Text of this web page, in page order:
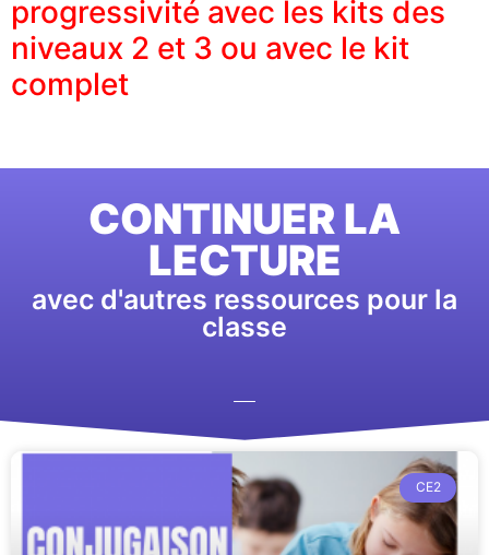
progressivité avec les kits des
niveaux 2 et 3 ou avec le kit
complet
CONTINUER LA
LECTURE
avec d'autres ressources pour la
classe
CE2